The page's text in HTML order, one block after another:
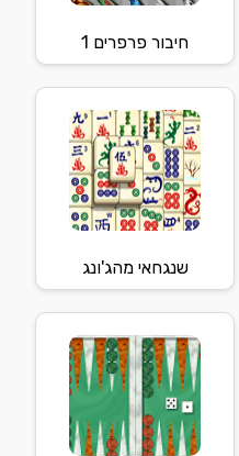
חיבור פרפרים 1
שנגחאי מהג'ונג